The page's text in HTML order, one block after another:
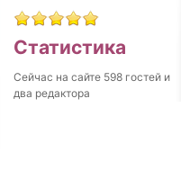
Статистика
Сейчас на сайте 598 гостей и
два редактора